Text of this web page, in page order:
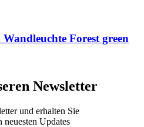
Forest green
Newsletter
und erhalten Sie
neuesten Updates